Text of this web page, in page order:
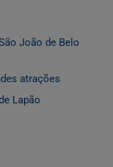
João de Belo
atrações
Lapão